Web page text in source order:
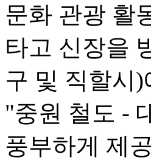
문화 관광 활
타고 신장을
구 및 직할시
"중원 철도 -
풍부하게 제